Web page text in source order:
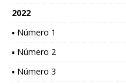
2022
▪ Número 1
▪ Número 2
▪ Número 3